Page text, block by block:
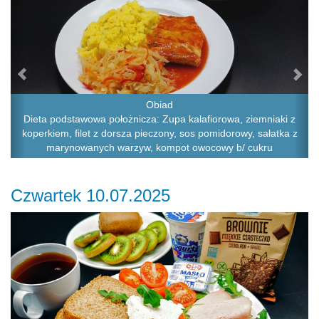
Obiad
Dieta podstawowa położnicza: Zupa kalafiorowa, ziemniaki z
koperkiem, filet z dorsza pieczony, sos pomidorowy, sałatka z
marynowanych warzyw, kompot owocowy b/ cukru
Czwartek 10.07.2025